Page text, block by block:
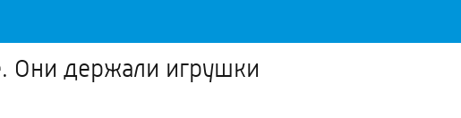
Они держали игрушки